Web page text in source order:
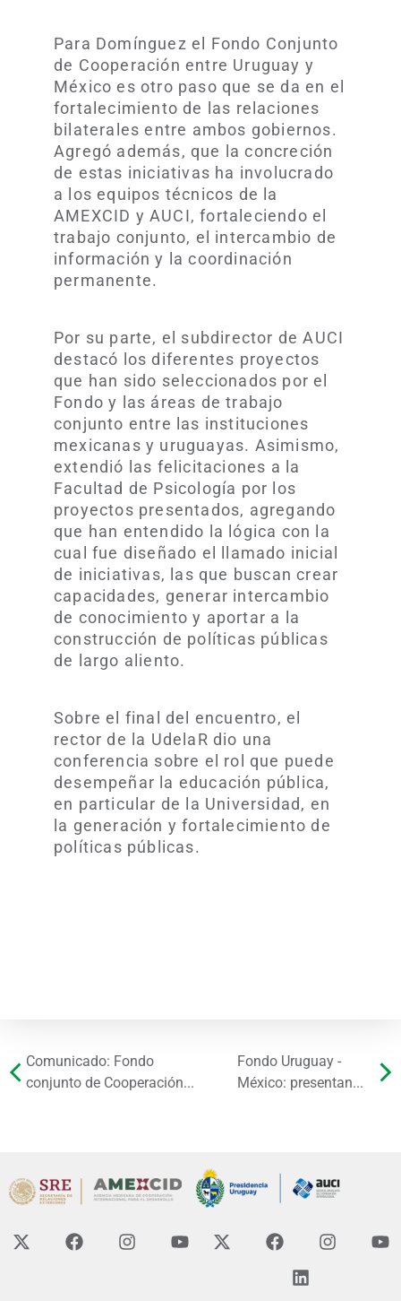
Para Domínguez el Fondo Conjunto
de Cooperación entre Uruguay y
México es otro paso que se da en el
fortalecimiento de las relaciones
bilaterales entre ambos gobiernos.
Agregó además, que la concreción
de estas iniciativas ha involucrado
a los equipos técnicos de la
AMEXCID y AUCI, fortaleciendo el
trabajo conjunto, el intercambio de
información y la coordinación
permanente.
Por su parte, el subdirector de AUCI
destacó los diferentes proyectos
que han sido seleccionados por el
Fondo y las áreas de trabajo
conjunto entre las instituciones
mexicanas y uruguayas. Asimismo,
extendió las felicitaciones a la
Facultad de Psicología por los
proyectos presentados, agregando
que han entendido la lógica con la
cual fue diseñado el llamado inicial
de iniciativas, las que buscan crear
capacidades, generar intercambio
de conocimiento y aportar a la
construcción de políticas públicas
de largo aliento.
Sobre el final del encuentro, el
rector de la UdelaR dio una
conferencia sobre el rol que puede
desempeñar la educación pública,
en particular de la Universidad, en
la generación y fortalecimiento de
políticas públicas.
Comunicado: Fondo
conjunto de Cooperación...
Fondo Uruguay -
México: presentan...